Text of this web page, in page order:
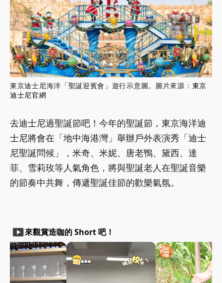
東京迪士尼海洋「聖誕迎賓會」遊行示意圖。圖片來源： 東京
迪士尼官網
去迪士尼過聖誕節吧！今年的聖誕節，東京海洋迪
士尼將會在「地中海港灣」舉辦戶外表演秀「迪士
尼聖誕問候」，米奇、米妮、唐老鴨、黛西、達
菲、雪莉玫等人氣角色，將與聖誕老人在聖誕音樂
的節奏中共舞，傳遞聖誕佳節的歡樂氣氛。
smart_display來觀賞造咖的 Short 吧！